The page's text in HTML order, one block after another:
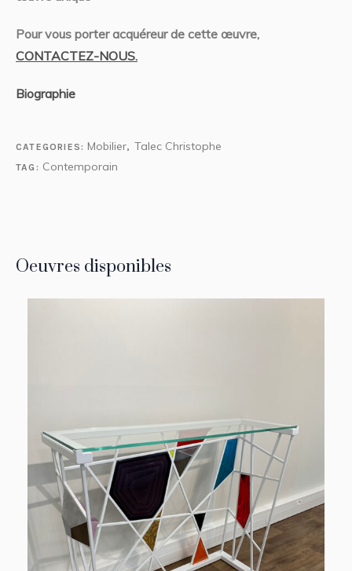
Pour vous porter acquéreur de cette œuvre,
CONTACTEZ-NOUS.
Biographie
CATEGORIES: Mobilier, Talec Christophe
TAG: Contemporain
Oeuvres disponibles